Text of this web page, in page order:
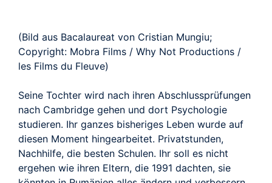
(Bild aus Bacalaureat von Cristian Mungiu;
Copyright: Mobra Films / Why Not Productions /
les Films du Fleuve)
Seine Tochter wird nach ihren Abschlussprüfungen
nach Cambridge gehen und dort Psychologie
studieren. Ihr ganzes bisheriges Leben wurde auf
diesen Moment hingearbeitet. Privatstunden,
Nachhilfe, die besten Schulen. Ihr soll es nicht
ergehen wie ihren Eltern, die 1991 dachten, sie